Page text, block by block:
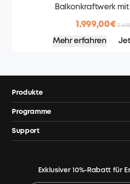
Balkonkraftwerk
1.999,00€
Mehr erfahren
Produkte
Balkonkraftwerk mit Speicher
Powerstation Angebote
Programme
Blog
Hot Deals
Support
Exklusiver 10%-Rabatt für